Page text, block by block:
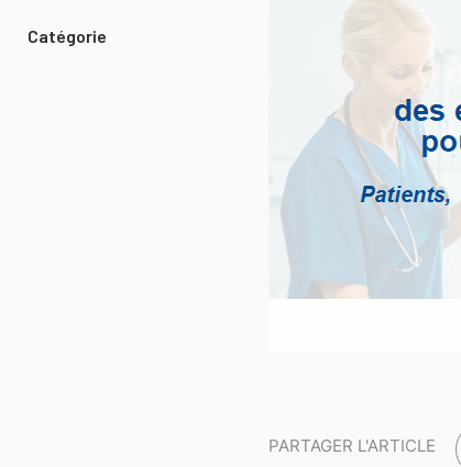
Catégorie
PARTAGER L'ARTICLE